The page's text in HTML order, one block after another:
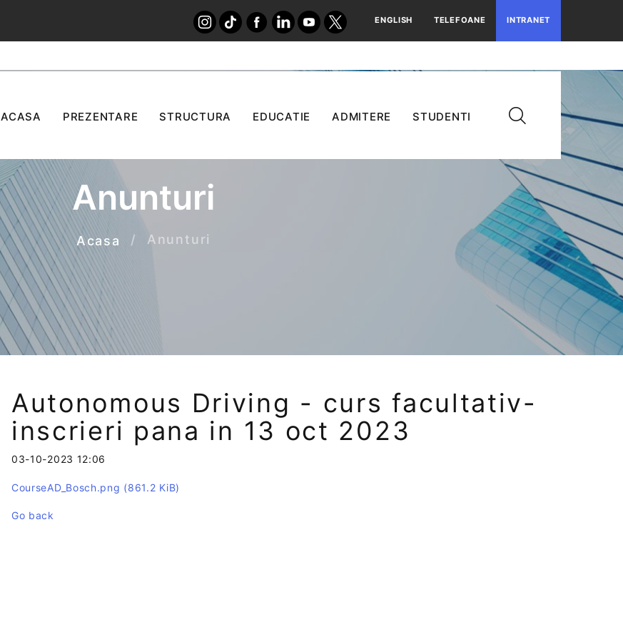
ENGLISH TELEFOANE INTRANET
ACASA PREZENTARE STRUCTURA EDUCATIE ADMITERE STUDENTI
Anunturi
Acasa Anunturi
Autonomous Driving - curs facultativ-
inscrieri pana in 13 oct 2023
03-10-2023 12:06
CourseAD_Bosch.png (861.2 KiB)
Go back